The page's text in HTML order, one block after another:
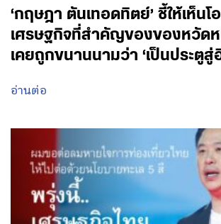
‘กฤษฎา ตันเทอดทิตย์’ ชี้ให้เห็นโ
เศรษฐกิจที่สำคัญของของหวัด
เคยถูกขนานนามว่า ‘เป็นประตูสู่
อ่านต่อ